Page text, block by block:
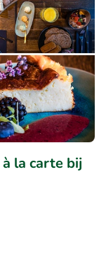
la carte bij